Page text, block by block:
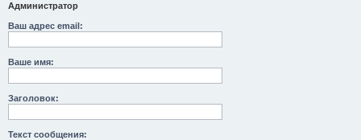
Администратор
Ваш адрес email:
Ваше имя:
Заголовок:
Текст сообщения: